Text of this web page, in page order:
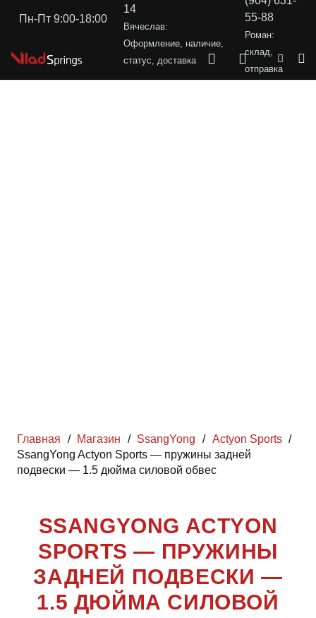
Пн-Пт 9:00-18:00
14
Вячеслав:
Оформление, наличие,
статус, доставка
55-88
Роман:
склад,
отправка
Главная / Магазин / SsangYong / Actyon Sports /
SsangYong Actyon Sports — пружины задней
подвески — 1.5 дюйма силовой обвес
SSANGYONG ACTYON
SPORTS — ПРУЖИНЫ
ЗАДНЕЙ ПОДВЕСКИ —
1.5 ДЮЙМА СИЛОВОЙ